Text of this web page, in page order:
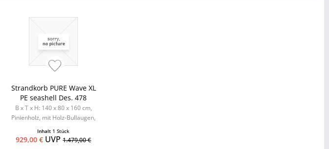
Strandkorb PURE Wave XL
PE seashell Des. 478
B x T x H: 140 x 80 x 160 cm,
Pinienholz, mit Holz-Bullaugen,
Inhalt 1 Stück
929,00 € UVP1.479,00 €